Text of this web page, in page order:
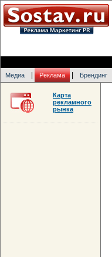
Медиа Реклама Брендинг
Карта
рекламного
рынка